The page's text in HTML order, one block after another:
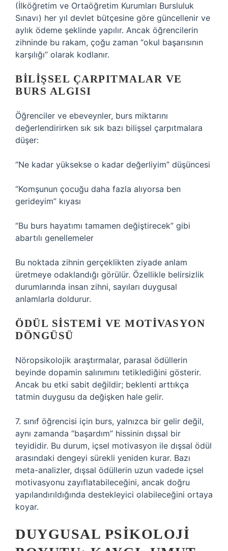
(İlköğretim ve Ortaöğretim Kurumları Bursluluk
Sınavı) her yıl devlet bütçesine göre güncellenir ve
aylık ödeme şeklinde yapılır. Ancak öğrencilerin
zihninde bu rakam, çoğu zaman “okul başarısının
karşılığı” olarak kodlanır.
BILIŞSEL ÇARPITMALAR VE
BURS ALGISI
Öğrenciler ve ebeveynler, burs miktarını
değerlendirirken sık sık bazı bilişsel çarpıtmalara
düşer:
“Ne kadar yüksekse o kadar değerliyim” düşüncesi
“Komşunun çocuğu daha fazla alıyorsa ben
gerideyim” kıyası
“Bu burs hayatımı tamamen değiştirecek” gibi
abartılı genellemeler
Bu noktada zihnin gerçeklikten ziyade anlam
üretmeye odaklandığı görülür. Özellikle belirsizlik
durumlarında insan zihni, sayıları duygusal
anlamlarla doldurur.
ÖDÜL SISTEMI VE MOTIVASYON
DÖNGÜSÜ
Nöropsikolojik araştırmalar, parasal ödüllerin
beyinde dopamin salınımını tetiklediğini gösterir.
Ancak bu etki sabit değildir; beklenti arttıkça
tatmin duygusu da değişken hale gelir.
7. sınıf öğrencisi için burs, yalnızca bir gelir değil,
aynı zamanda “başardım” hissinin dışsal bir
teyididir. Bu durum, içsel motivasyon ile dışsal ödül
arasındaki dengeyi sürekli yeniden kurar. Bazı
meta-analizler, dışsal ödüllerin uzun vadede içsel
motivasyonu zayıflatabileceğini, ancak doğru
yapılandırıldığında destekleyici olabileceğini ortaya
koyar.
DUYGUSAL PSIKOLOJI